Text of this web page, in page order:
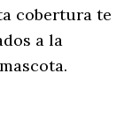
cobertura te
a la